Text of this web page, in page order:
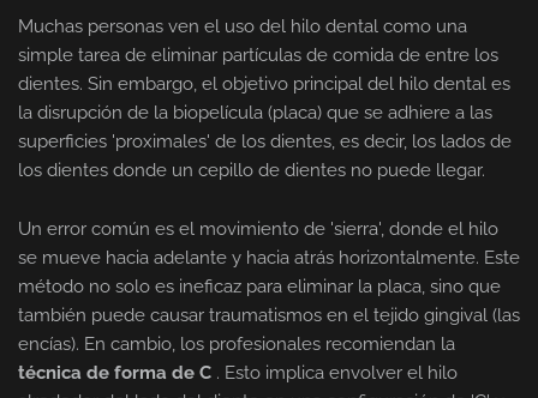
Muchas personas ven el uso del hilo dental como una
simple tarea de eliminar partículas de comida de entre los
dientes. Sin embargo, el objetivo principal del hilo dental es
la disrupción de la biopelícula (placa) que se adhiere a las
superficies 'proximales' de los dientes, es decir, los lados de
los dientes donde un cepillo de dientes no puede llegar.
Un error común es el movimiento de 'sierra', donde el hilo
se mueve hacia adelante y hacia atrás horizontalmente. Este
método no solo es ineficaz para eliminar la placa, sino que
también puede causar traumatismos en el tejido gingival (las
encías). En cambio, los profesionales recomiendan la
técnica de forma de C . Esto implica envolver el hilo